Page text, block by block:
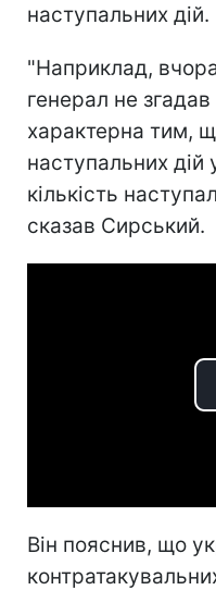
наступальних дій.
"Наприклад,
генерал не
характерна тим,
наступальних
кількість
сказав Сирський.
Він пояснив, що